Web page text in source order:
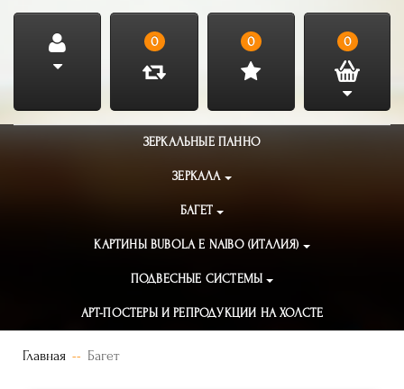
0 0 0
ЗЕРКАЛЬНЫЕ ПАННО
ЗЕРКАЛА
БАГЕТ
КАРТИНЫ BUBOLA E NAIBO (ИТАЛИЯ)
ПОДВЕСНЫЕ СИСТЕМЫ
АРТ-ПОСТЕРЫ И РЕПРОДУКЦИИ НА ХОЛСТЕ
Главная Багет